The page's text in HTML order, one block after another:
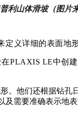
利山体滑坡（图片
义详细的表面
PLAXIS LE中
。他们还根据钻
需要准确表示